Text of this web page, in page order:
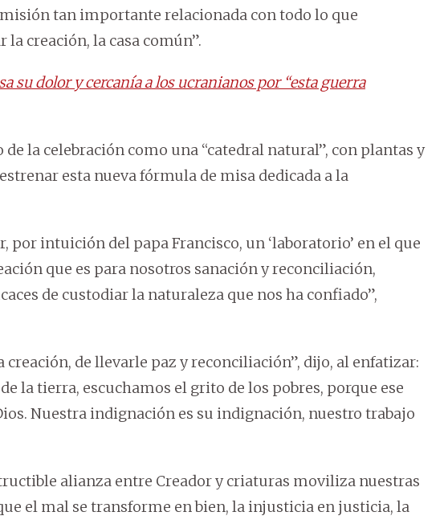
tan importante relacionada con todo lo que
la creación, la casa común”.
su dolor y cercanía a los ucranianos por “esta guerra
la celebración como una “catedral natural”, con plantas y
esta nueva fórmula de misa dedicada a la
por intuición del papa Francisco, un ‘laboratorio’ en el que
que es para nosotros sanación y reconciliación,
de custodiar la naturaleza que nos ha confiado”,
de llevarle paz y reconciliación”, dijo, al enfatizar:
la tierra, escuchamos el grito de los pobres, porque ese
Nuestra indignación es su indignación, nuestro trabajo
alianza entre Creador y criaturas moviliza nuestras
el mal se transforme en bien, la injusticia en justicia, la